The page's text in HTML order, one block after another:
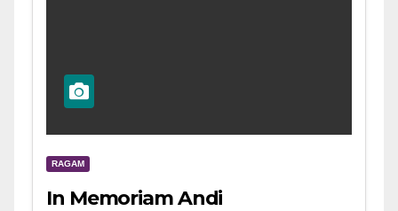
RAGAM
In Memoriam Andi